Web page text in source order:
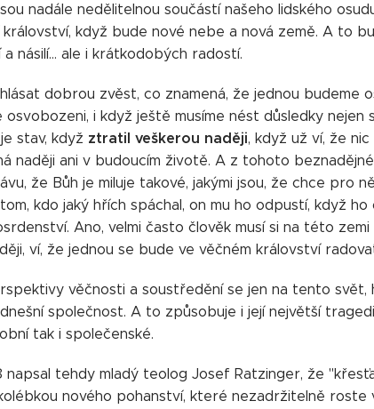
nadále nedělitelnou součástí našeho lidského
když bude nové nebe a nová země. A to
a násilí... ale i krátkodobých radostí.
dobrou zvěst, co znamená, že jednou
osvobozeni, i když ještě musíme nést důsledky nejen
stav, když ztratil veškerou naději, když už ví, že
naději ani v budoucím životě. A z tohoto
že Bůh je miluje takové, jakými jsou, že chce pro
kdo jaký hřích spáchal, on mu ho odpustí, když
Ano, velmi často člověk musí si na této
ví, že jednou se bude ve věčném království
věčnosti a soustředění se jen na tento svět,
společnost. A to způsobuje i její největší
tak i společenské.
napsal tehdy mladý teolog Josef Ratzinger, že
nového pohanství, které nezadržitelně roste